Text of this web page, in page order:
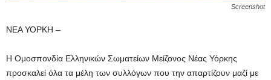
Screenshot
ΝΕΑ ΥΟΡΚΗ –
Η Ομοσπονδία Ελληνικών Σωματείων Μείζονος Νέας Υόρκης
προσκαλεί όλα τα μέλη των συλλόγων που την απαρτίζουν μαζί με